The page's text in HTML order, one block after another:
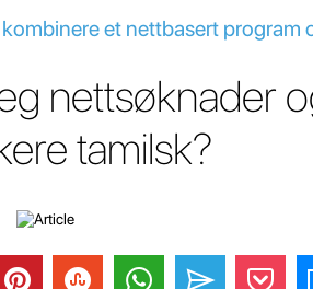
et nettbasert program
nettsøknader
tamilsk?